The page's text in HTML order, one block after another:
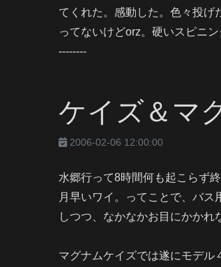
てくれた。感動した。色々投げ
ってないけどorz。硬いスピニ
--------
ケイズ＆マ
2006-02-06 12:00:00
水郷行って8時間何も起こらず
月早いワイ。ってことで、バス
しつつ、なかなかお目にかかれ
マグナムケイズでは遂にモデル